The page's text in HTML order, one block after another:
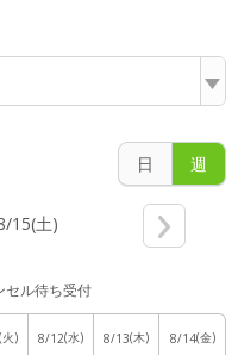
日 週
15(土)
セル待ち受付
(火) 8/12(水) 8/13(木) 8/14(金)